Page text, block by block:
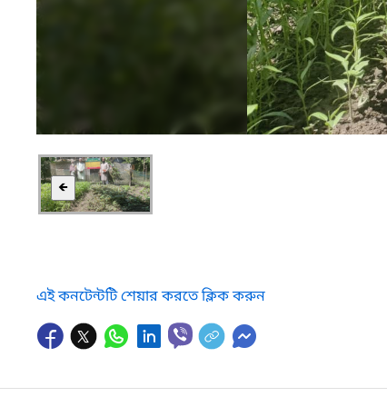
🡸
এই কনটেন্টটি শেয়ার করতে ক্লিক করুন